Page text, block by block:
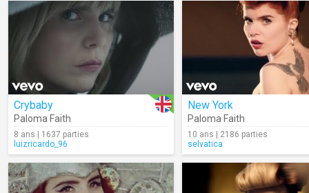
Crybaby
Paloma Faith
8 ans | 1637 parties
luizricardo_96
New York
Paloma Faith
10 ans | 2186 parties
selvatica